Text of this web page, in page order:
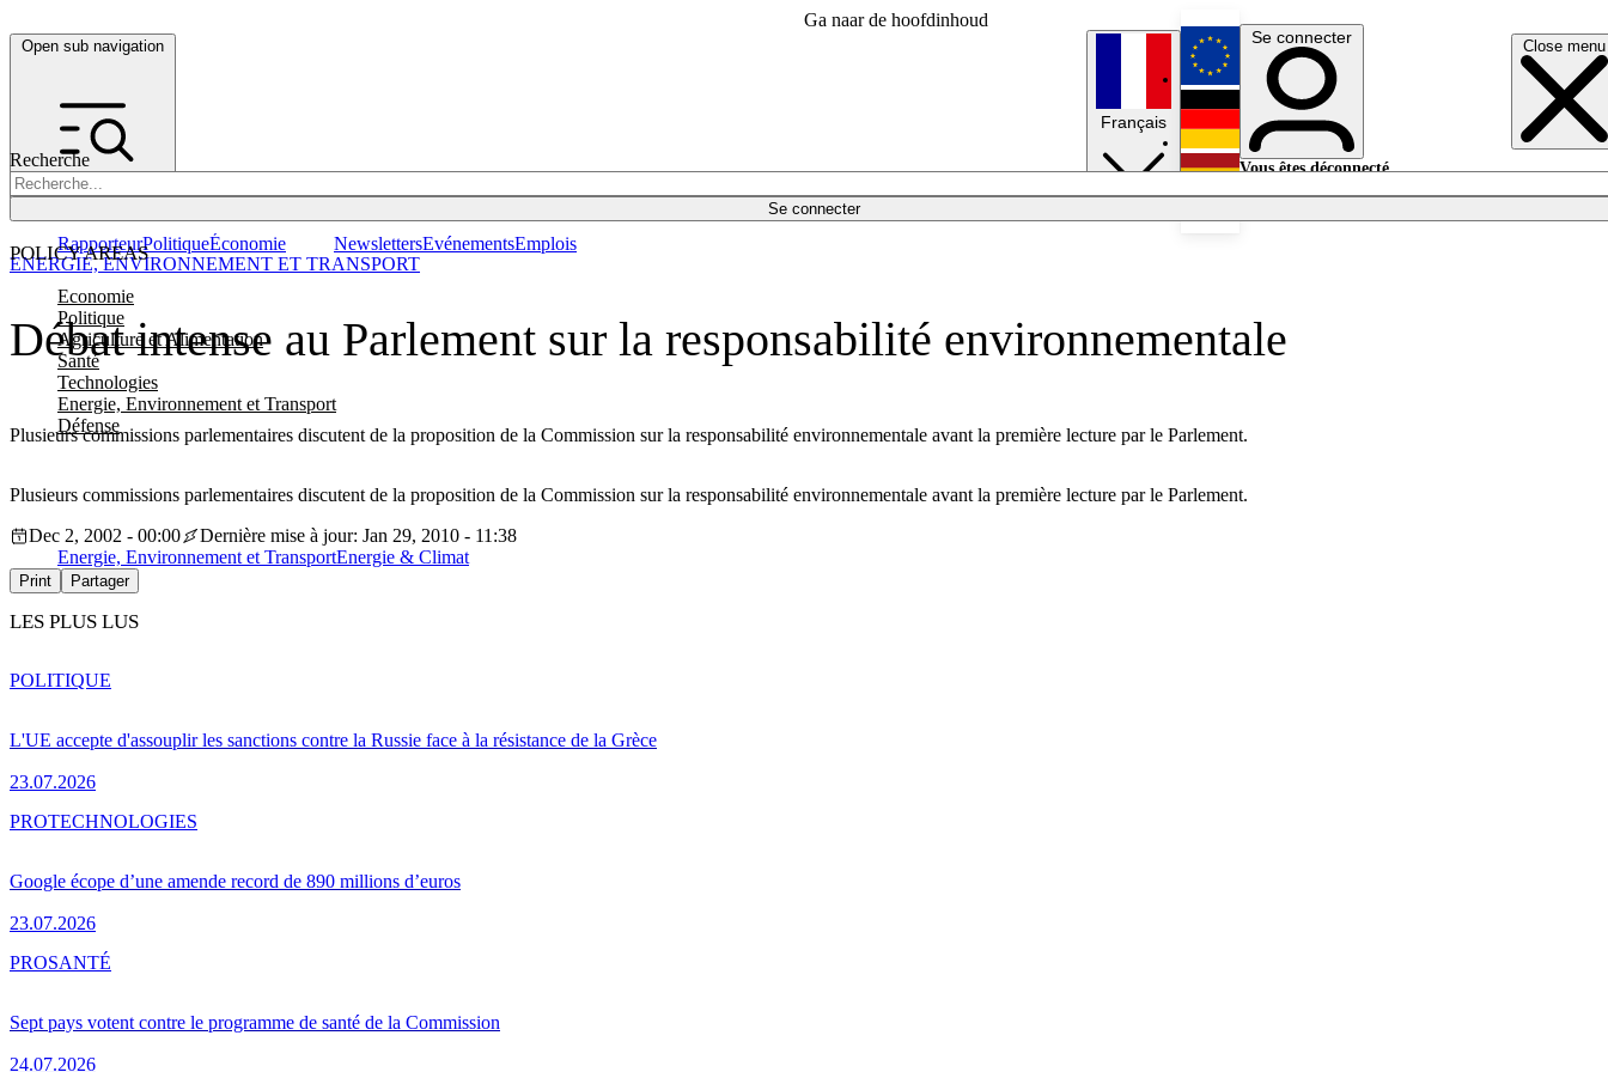
Ga naar de hoofdinhoud
Open sub navigation Close menu
Recherche
Se connecter
POLICY AREAS
Economie
Politique
Agriculture et Alimentation
Santé
Technologies
Energie, Environnement et Transport
Défense
RapporteurPolitiqueÉconomie NewslettersEvénementsEmplois
Français
English
Deutsch
Se connecter
Vous êtes déconnecté.
Débat intense au Parlement sur la responsabilité environnementale
Plusieurs commissions parlementaires discutent de la proposition de la Commission sur la responsabilité environnementale avant la première lecture par le Parlement.
ENERGIE, ENVIRONNEMENT ET TRANSPORT
Plusieurs commissions parlementaires discutent de la proposition de la Commission sur la responsabilité environnementale avant la première lecture par le Parlement.
Dec 2, 2002 - 00:00
Dernière mise à jour: Jan 29, 2010 - 11:38
Energie, Environnement et TransportEnergie & Climat
Print Partager
LES PLUS LUS
L'UE accepte d'assouplir les sanctions contre la Russie face à la résistance de la Grèce
23.07.2026
POLITIQUE
Google écope d’une amende record de 890 millions d’euros
23.07.2026
PROTECHNOLOGIES
Sept pays votent contre le programme de santé de la Commission
24.07.2026
PROSANTÉ